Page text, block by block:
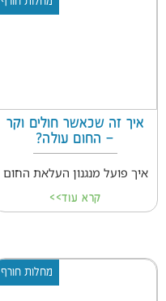
איך זה שכאשר חולים וקר
– החום עולה?
איך פועל מנגנון העלאת החום
קרא עוד>>
מחלות חורף